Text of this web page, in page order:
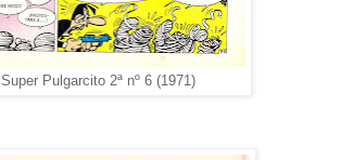
Super Pulgarcito 2ª nº 6 (1971)